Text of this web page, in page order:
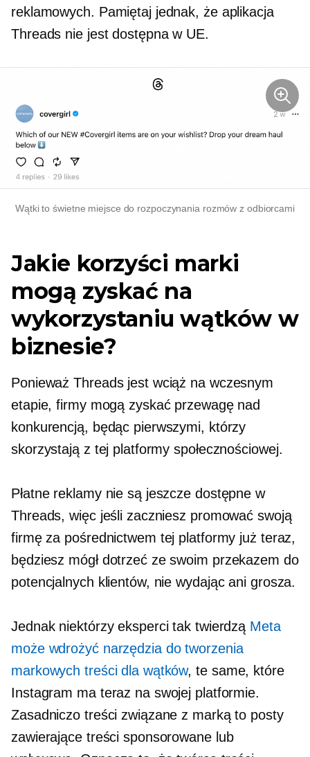
reklamowych. Pamiętaj jednak, że aplikacja
Threads nie jest dostępna w UE.
Wątki to świetne miejsce do rozpoczynania rozmów z odbiorcami
Jakie korzyści marki
mogą zyskać na
wykorzystaniu wątków w
biznesie?
Ponieważ Threads jest wciąż na wczesnym
etapie, firmy mogą zyskać przewagę nad
konkurencją, będąc pierwszymi, którzy
skorzystają z tej platformy społecznościowej.
Płatne reklamy nie są jeszcze dostępne w
Threads, więc jeśli zaczniesz promować swoją
firmę za pośrednictwem tej platformy już teraz,
będziesz mógł dotrzeć ze swoim przekazem do
potencjalnych klientów, nie wydając ani grosza.
Jednak niektórzy eksperci tak twierdzą Meta
może wdrożyć narzędzia do tworzenia
markowych treści dla wątków, te same, które
Instagram ma teraz na swojej platformie.
Zasadniczo treści związane z marką to posty
zawierające treści sponsorowane lub